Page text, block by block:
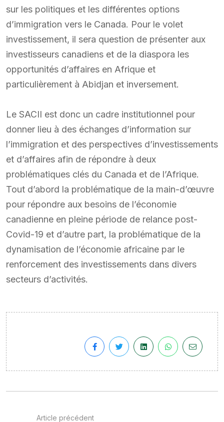
sur les politiques et les différentes options
d’immigration vers le Canada. Pour le volet
investissement, il sera question de présenter aux
investisseurs canadiens et de la diaspora les
opportunités d’affaires en Afrique et
particulièrement à Abidjan et inversement.
Le SACII est donc un cadre institutionnel pour
donner lieu à des échanges d’information sur
l’immigration et des perspectives d’investissements
et d’affaires afin de répondre à deux
problématiques clés du Canada et de l’Afrique.
Tout d’abord la problématique de la main-d’œuvre
pour répondre aux besoins de l’économie
canadienne en pleine période de relance post-
Covid-19 et d’autre part, la problématique de la
dynamisation de l’économie africaine par le
renforcement des investissements dans divers
secteurs d’activités.
Article précédent